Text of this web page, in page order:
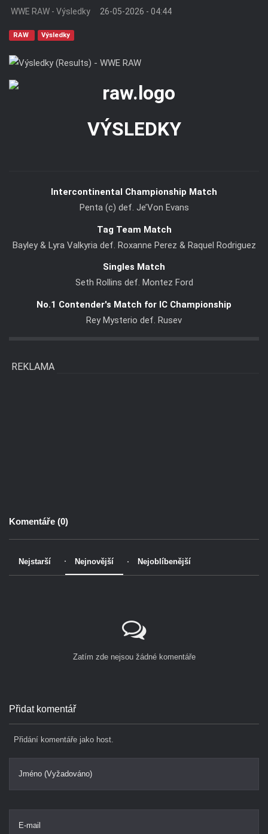
WWE RAW - Výsledky 26-05-2026 - 04:44
RAW Výsledky
VÝSLEDKY
Intercontinental Championship Match
Penta (c) def. Je’Von Evans
Tag Team Match
Bayley & Lyra Valkyria def. Roxanne Perez & Raquel Rodriguez
Singles Match
Seth Rollins def. Montez Ford
No.1 Contender's Match for IC Championship
Rey Mysterio def. Rusev
REKLAMA
Komentáře (0)
Nejstarší Nejnovější Nejoblíbenější
Zatím zde nejsou žádné komentáře
Přidat komentář
Přidání komentáře jako host.
Jméno (Vyžadováno)
E-mail